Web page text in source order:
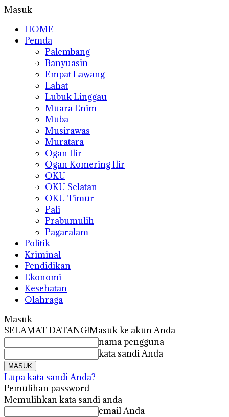
Masuk
HOME
Pemda
Palembang
Banyuasin
Empat Lawang
Lahat
Lubuk Linggau
Muara Enim
Muba
Musirawas
Muratara
Ogan Ilir
Ogan Komering Ilir
OKU
OKU Selatan
OKU Timur
Pali
Prabumulih
Pagaralam
Politik
Kriminal
Pendidikan
Ekonomi
Kesehatan
Olahraga
Masuk
SELAMAT DATANG!Masuk ke akun Anda
nama pengguna
kata sandi Anda
Lupa kata sandi Anda?
Pemulihan password
Memulihkan kata sandi anda
email Anda